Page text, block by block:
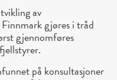
av
gjøres i tråd
gjennomføres
på konsultasjoner